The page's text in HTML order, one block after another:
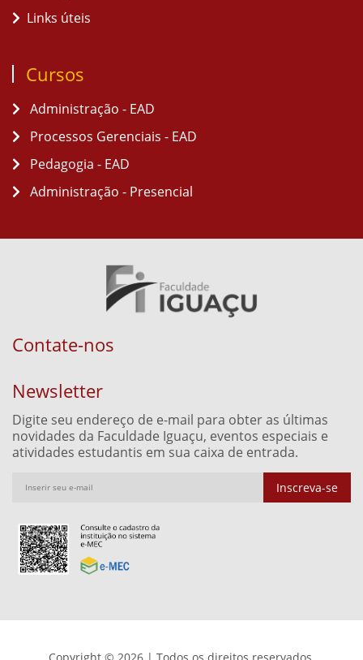
Links úteis
Cursos
Administração - EAD
Processos Gerenciais - EAD
Pedagogia - EAD
Administração - Presencial
Contate-nos
Newsletter
Digite seu endereço de e-mail para obter as últimas
novidades da Faculdade Iguaçu, eventos especiais e
atividades estudantis em sua caixa de entrada.
Inscreva-se